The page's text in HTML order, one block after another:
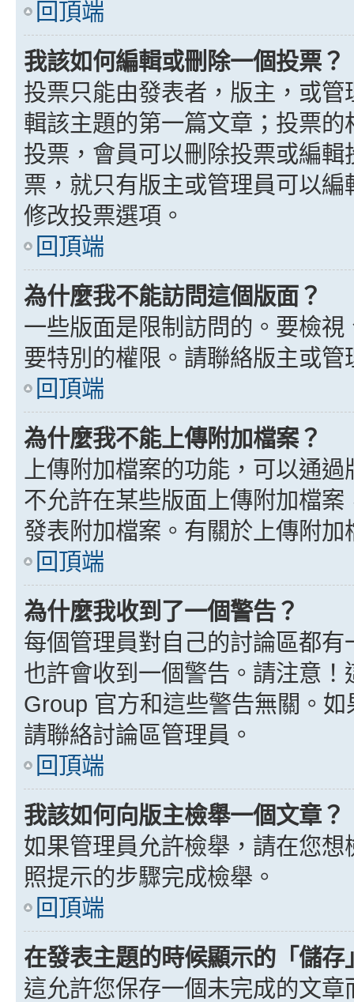
回頂端
我該如何編輯或刪除一個投票？
投票只能由發表者，版主，或
輯該主題的第一篇文章；投票
投票，會員可以刪除投票或編
票，就只有版主或管理員可以
修改投票選項。
回頂端
為什麼我不能訪問這個版面？
一些版面是限制訪問的。要檢
要特別的權限。請聯絡版主或管
回頂端
為什麼我不能上傳附加檔案？
上傳附加檔案的功能，可以通
不允許在某些版面上傳附加檔
發表附加檔案。有關於上傳附
回頂端
為什麼我收到了一個警告？
每個管理員對自己的討論區都
也許會收到一個警告。請注意
Group 官方和這些警告無關。
請聯絡討論區管理員。
回頂端
我該如何向版主檢舉一個文章？
如果管理員允許檢舉，請在您
照提示的步驟完成檢舉。
回頂端
在發表主題的時候顯示的「儲
這允許您保存一個未完成的文